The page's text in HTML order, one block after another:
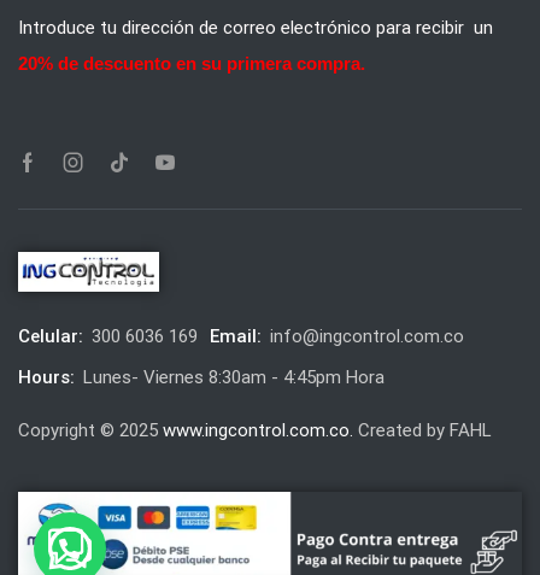
Introduce tu dirección de correo electrónico para recibir un
20% de descuento en su primera compra.
Celular: 300 6036 169 Email: info@ingcontrol.com.co
Hours: Lunes- Viernes 8:30am - 4:45pm Hora
Copyright © 2025 www.ingcontrol.com.co. Created by FAHL